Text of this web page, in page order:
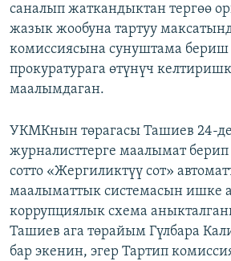
саналып жаткандыктан тергөө
жазык жообуна тартуу
комиссиясына сунуштама
прокуратурага өтүнүч
маалымдаган.
УКМКнын төрагасы Ташиев 24-
журналисттерге маалымат
сотто «Жергиликтүү сот»
маалыматтык системасын ишке
коррупциялык схема
Ташиев ага төрайым Гүлбара
бар экенин, эгер Тартип